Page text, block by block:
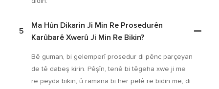
5
Ma Hûn Dikarin Ji Min Re Prosedurên
Karûbarê Xwerû Ji Min Re Bikin?
Bê guman, bi gelemperî prosedur di pênc parçeyan
de tê dabeş kirin. Pêşîn, tenê bi têgeha xwe ji me
re peyda bikin, û ramana bi her pelê re bidin me, di